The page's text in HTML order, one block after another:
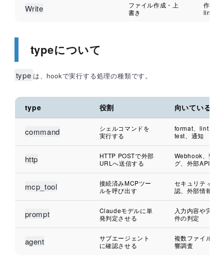
Write
ファイル作成・上
書き
作成
lint
typeについて
type は、hookで実行する処理の種類です。
type 役割 向いている用
command
シェルコマンドを
実行する
format、lint、
test、通知
http
HTTP POSTで外部
URLへ送信する
Webhook、監査
グ、外部API連携
mcp_tool
接続済みMCPツー
ルを呼び出す
セキュリティ確
認、外部情報取
prompt
Claudeモデルに単
発判定させる
入力内容や完了
件の判定
agent
サブエージェント
に確認させる
複数ファイルの
響調査